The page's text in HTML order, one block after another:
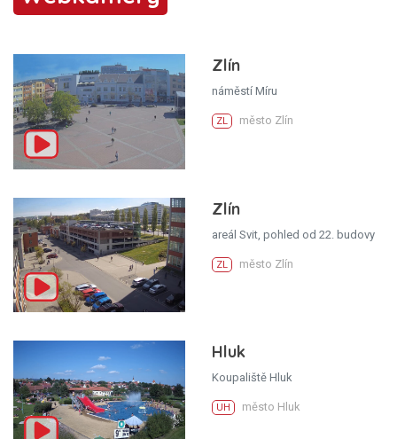
Zlín
náměstí Míru
ZL město Zlín
Zlín
areál Svit, pohled od 22. budovy
ZL město Zlín
Hluk
Koupaliště Hluk
UH město Hluk